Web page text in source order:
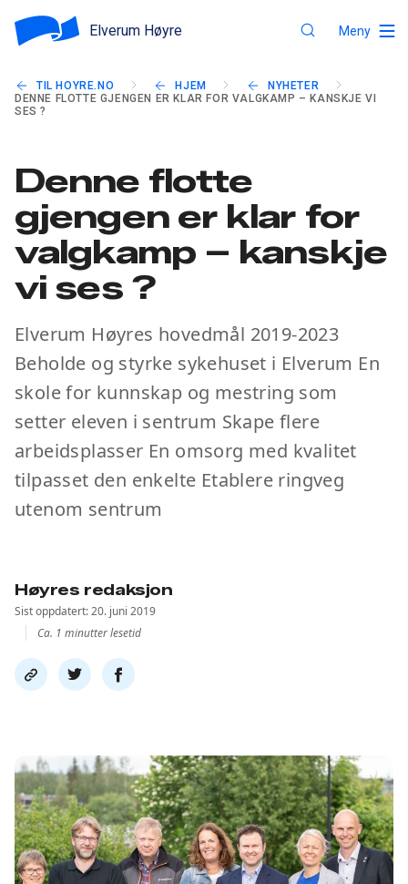
Elverum Høyre Meny
TIL HOYRE.NO HJEM
NYHETER
DENNE FLOTTE GJENGEN ER KLAR FOR VALGKAMP – KANSKJE VI
SES ?
Denne flotte
gjengen er klar for
valgkamp – kanskje
vi ses ?
Elverum Høyres hovedmål 2019-2023
Beholde og styrke sykehuset i Elverum En
skole for kunnskap og mestring som
setter eleven i sentrum Skape flere
arbeidsplasser En omsorg med kvalitet
tilpasset den enkelte Etablere ringveg
utenom sentrum
Høyres redaksjon
Sist oppdatert: 20. juni 2019
Ca. 1 minutter lesetid
Del
link
Del
på
Del
på